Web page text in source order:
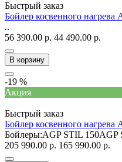
Быстрый заказ
Бойлер косвенного нагрева
..
56 390.00 р. 44 490.00 р.
В корзину
-19 %
Акция
Быстрый заказ
Бойлер косвенного нагрева
Бойлеры:AGP STIL 150AGP
205 990.00 р. 165 990.00 р.